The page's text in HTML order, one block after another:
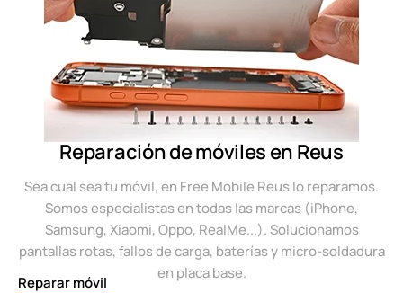
Reparación de móviles en Reus
Sea cual sea tu móvil, en Free Mobile Reus lo reparamos.
Somos especialistas en todas las marcas (iPhone,
Samsung, Xiaomi, Oppo, RealMe...). Solucionamos
pantallas rotas, fallos de carga, baterías y micro-soldadura
en placa base.
Reparar móvil